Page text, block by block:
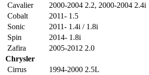
Cavalier
2000-2004 2.2, 2000-2004 2.4i
Cobalt
2011- 1.5
Sonic
2011- 1.4i / 1.8i
Spin
2014- 1.8i
Zafira
2005-2012 2.0
Chrysler
Cirrus
1994-2000 2.5L